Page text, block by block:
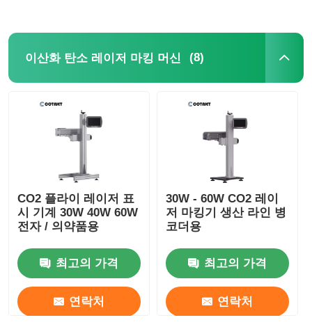
이산화 탄소 레이저 마킹 머신 (8)
CO2 플라이 레이저 표
시 기계 30W 40W 60W
전자 / 의약품용
최고의 가격
연락처
30W - 60W CO2 레이
저 마킹기 생산 라인 병
코더용
최고의 가격
연락처